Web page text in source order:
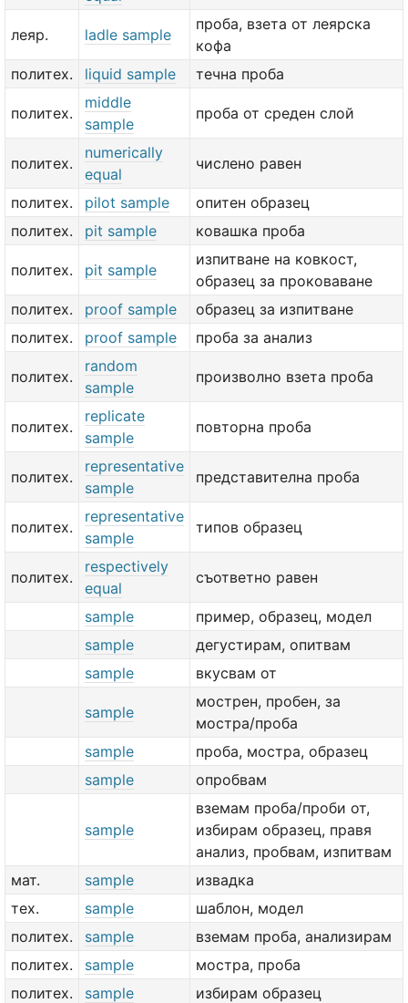
леяр. ladle sample
проба, взета от леярска
кофа
политех.
liquid sample течна проба
политех.
middle
sample
проба от среден слой
политех.
numerically
equal
числено равен
политех. pilot sample
опитен образец
политех.
pit sample ковашка проба
политех. pit sample
изпитване на ковкост,
образец за проковаване
политех.
proof sample
образец за изпитване
политех.
proof sample проба за анализ
политех.
random
sample
произволно взета проба
политех.
replicate
sample
повторна проба
политех.
representative
sample
представителна проба
политех.
representative
sample
типов образец
политех.
respectively
equal
съответно равен
sample
пример, образец, модел
sample
дегустирам, опитвам
sample
вкусвам от
sample
мострен, пробен, за
мостра/проба
sample
проба, мостра, образец
sample
опробвам
sample
вземам проба/проби от,
избирам образец, правя
анализ, пробвам, изпитвам
мат.
sample
извадка
тех.
sample
шаблон, модел
политех.
sample
вземам проба, анализирам
политех.
sample
мостра, проба
политех.
sample
избирам образец